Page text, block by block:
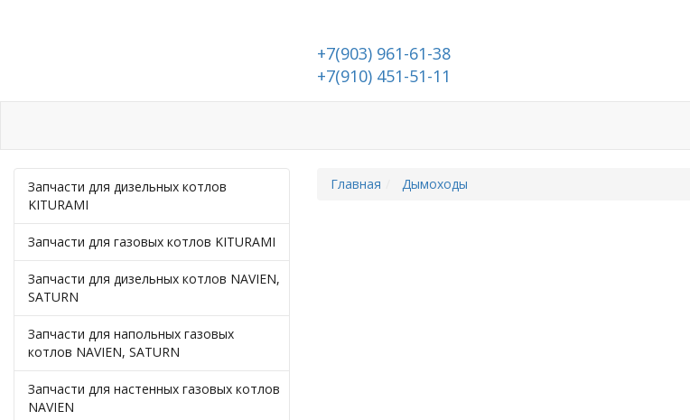
+7(903) 961-61-38
+7(910) 451-51-11
Запчасти для дизельных котлов
KITURAMI
Запчасти для газовых котлов KITURAMI
Запчасти для дизельных котлов NAVIEN,
SATURN
Запчасти для напольных газовых
котлов NAVIEN, SATURN
Запчасти для настенных газовых котлов
NAVIEN
Главная Дымоходы